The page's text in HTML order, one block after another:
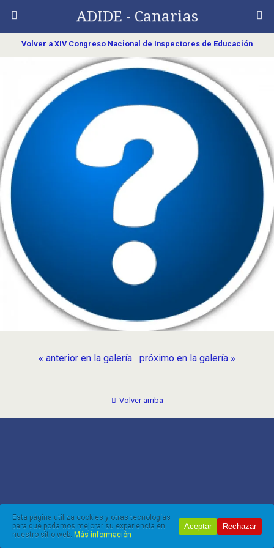
ADIDE - Canarias
Volver a XIV Congreso Nacional de Inspectores de Educación
« anterior en la galería próximo en la galería »
Esta página utiliza cookies y otras tecnologías
para que podamos mejorar su experiencia en
nuestro sitio web. Más información
Aceptar Rechazar
Volver arriba